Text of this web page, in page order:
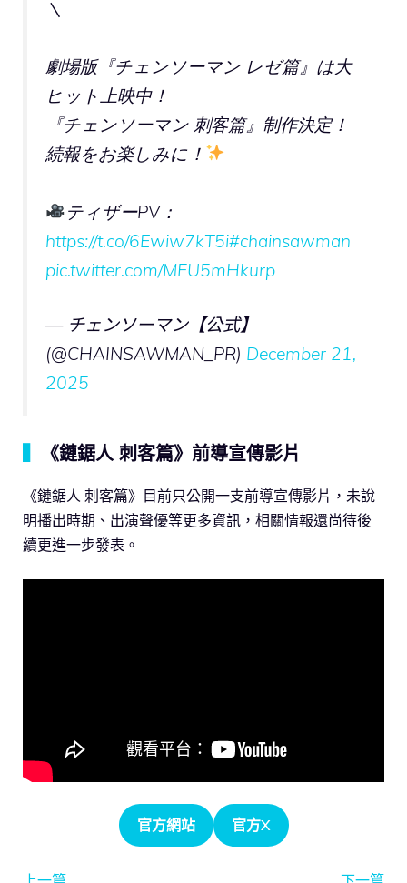
＼
劇場版『チェンソーマン レゼ篇』は大
ヒット上映中！
『チェンソーマン 刺客篇』制作決定！
続報をお楽しみに！
ティザーPV：
https://t.co/6Ewiw7kT5i#chainsawman
pic.twitter.com/MFU5mHkurp
— チェンソーマン【公式】
(@CHAINSAWMAN_PR) December 21,
2025
《鏈鋸人 刺客篇》前導宣傳影片
《鏈鋸人 刺客篇》目前只公開一支前導宣傳影片，未說
明播出時期、出演聲優等更多資訊，相關情報還尚待後
續更進一步發表。
官方網站 官方X